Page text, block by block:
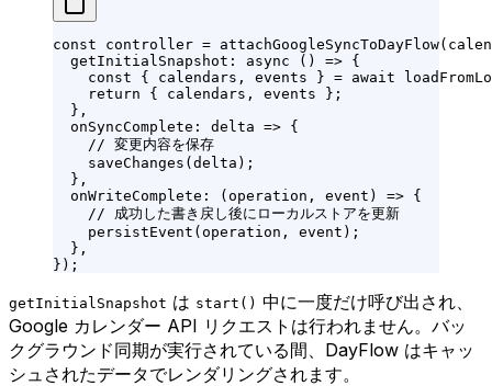
const controller = attachGoogleSyncToDayFlow
  getInitialSnapshot
: async () => {
    const
{ calendars , events } = await
    return
{ calendars, events };
  },
  onSyncComplete
: delta => {
    // 変更内容を保存
    saveChanges
(delta);
  },
  onWriteComplete
: (operation , event ) => {
    // 成功した書き戻し後にローカルストアを更新
    persistEvent
(operation, event);
  },
});
getInitialSnapshot は start() 中に一度だけ呼び出され、
Google カレンダー API リクエストは行われません。バッ
クグラウンド同期が実行されている間、DayFlow はキャッ
シュされたデータでレンダリングされます。